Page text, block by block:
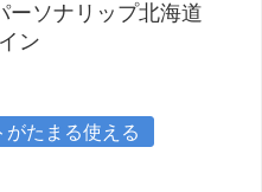
ーソナリップ北海道
ン
がたまる使える